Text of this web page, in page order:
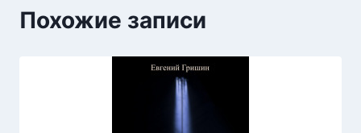
Похожие записи